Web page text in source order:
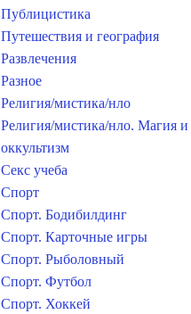
Публицистика
Путешествия и география
Развлечения
Разное
Религия/мистика/нло
Религия/мистика/нло. Магия и
оккультизм
Секс учеба
Спорт
Спорт. Бодибилдинг
Спорт. Карточные игры
Спорт. Рыболовный
Спорт. Футбол
Спорт. Хоккей